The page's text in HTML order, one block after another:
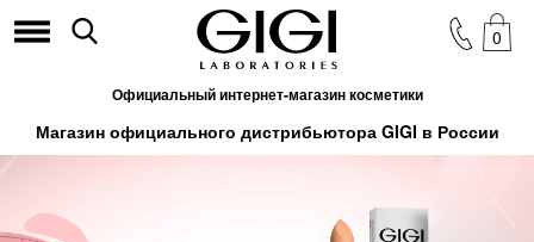
Официальный интернет-магазин косметики
0
Магазин официального дистрибьютора GIGI в России